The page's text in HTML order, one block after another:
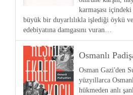
karmaşası
büyük bir duyarlılıkla işlediği öykü
edebiyatına damgasını vuran…
Osmanlı
Osman Gazi'den
yüzyıllarca
hükmeden anlı